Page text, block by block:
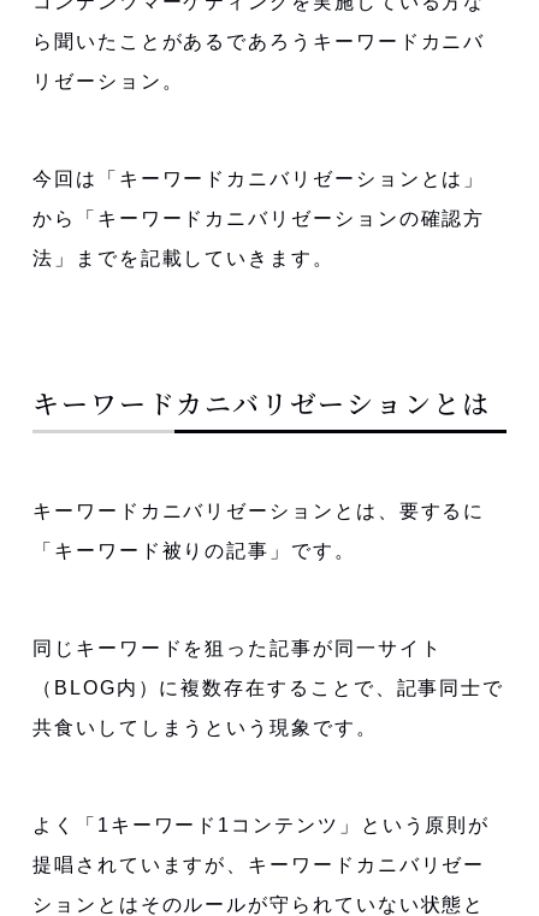
ら聞いたことがあるであろうキーワードカニバ
リゼーション。
今回は「キーワードカニバリゼーションとは」
から「キーワードカニバリゼーションの確認方
法」までを記載していきます。
キーワードカニバリゼーションとは
キーワードカニバリゼーションとは、要するに
「キーワード被りの記事」です。
同じキーワードを狙った記事が同一サイト
（BLOG内）に複数存在することで、記事同士で
共食いしてしまうという現象です。
よく「1キーワード1コンテンツ」という原則が
提唱されていますが、キーワードカニバリゼー
ションとはそのルールが守られていない状態と